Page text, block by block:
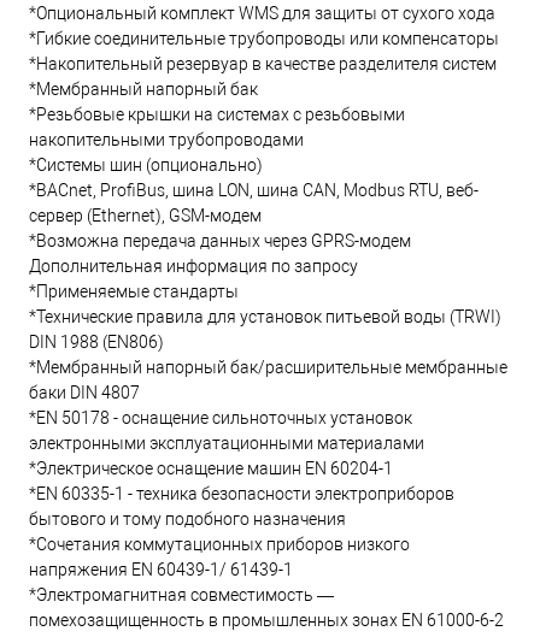
*Опциональный комплект WMS для защиты от сухого хода
*Гибкие соединительные трубопроводы или компенсаторы
*Накопительный резервуар в качестве разделителя систем
*Мембранный напорный бак
*Резьбовые крышки на системах с резьбовыми
накопительными трубопроводами
*Системы шин (опционально)
*BACnet, ProfiBus, шина LON, шина CAN, Modbus RTU, веб-
сервер (Ethernet), GSM-модем
*Возможна передача данных через GPRS-модем
Дополнительная информация по запросу
*Применяемые стандарты
*Технические правила для установок питьевой воды (TRWI)
DIN 1988 (EN806)
*Мембранный напорный бак/расширительные мембранные
баки DIN 4807
*EN 50178 - оснащение сильноточных установок
электронными эксплуатационными материалами
*Электрическое оснащение машин EN 60204-1
*EN 60335-1 - техника безопасности электроприборов
бытового и тому подобного назначения
*Сочетания коммутационных приборов низкого
напряжения EN 60439-1/ 61439-1
*Электромагнитная совместимость —
помехозащищенность в промышленных зонах EN 61000-6-2